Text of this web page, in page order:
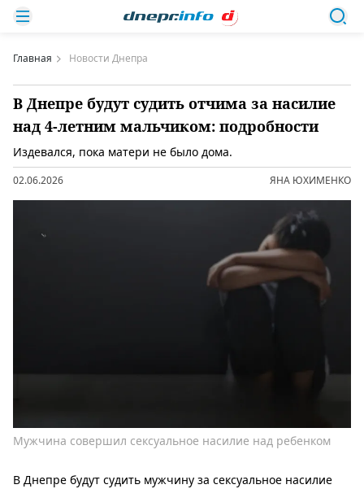
Главная Новости Днепра
В Днепре будут судить отчима за насилие
над 4-летним мальчиком: подробности
Издевался, пока матери не было дома.
02.06.2026 ЯНА ЮХИМЕНКО
Мужчина совершил сексуальное насилие над ребенком
В Днепре будут судить мужчину за сексуальное насилие